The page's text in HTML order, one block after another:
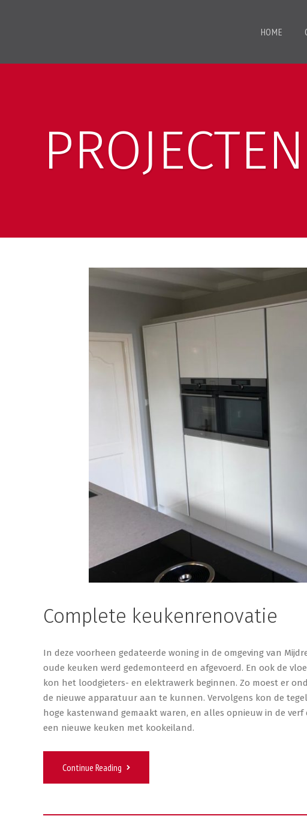
HOME
PROJECTEN
Complete keukenrenovatie
In deze voorheen gedateerde woning in de omgeving van
oude keuken werd gedemonteerd en afgevoerd. En ook de
kon het loodgieters- en elektrawerk beginnen. Zo moest er
de nieuwe apparatuur aan te kunnen. Vervolgens kon de
hoge kastenwand gemaakt waren, en alles opnieuw in de
een nieuwe keuken met kookeiland.
Continue Reading